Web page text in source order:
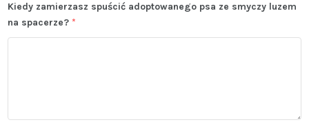
Kiedy zamierzasz spuścić adoptowanego psa ze smyczy luzem
na spacerze? *